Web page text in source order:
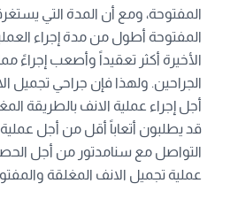
المفتوحة، ومع أن المدة التي
المفتوحة أطول من مدة إجراء
الأخيرة أكثر تعقيداً وأصعب إجراءً
الجراحين. ولهذا فإن جراحي تجميل
أجل إجراء عملية الانف بالطريقة
قد يطلبون أتعاباً أقل من أجل
التواصل مع سنامدتور من أجل
عملية تجميل الانف المغلقة